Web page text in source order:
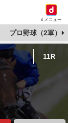
dメニュー
プロ野球（2軍）
11R